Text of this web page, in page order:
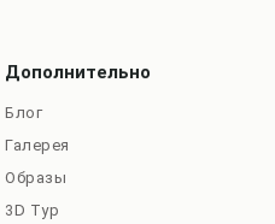
Дополнительно
Блог
Галерея
Образы
3D Тур